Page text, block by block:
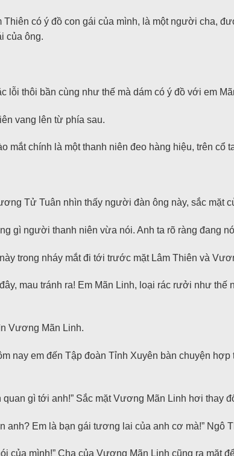
có ý đồ con gái của mình, là một người cha,
của ông.
lỗi thôi bần cùng như thế mà dám có ý đồ với em
vang lên từ phía sau.
mắt chính là một thanh niên đeo hàng hiệu, trên cổ
Tử Tuân nhìn thấy người đàn ông này, sắc mặt
gì người thanh niên vừa nói. Anh ta rõ ràng đang
trong nháy mắt đi tới trước mặt Lâm Thiên và
mau tránh ra! Em Mãn Linh, loại rác rưởi như
Vương Mãn Linh.
nay em đến Tập đoàn Tỉnh Xuyên bàn chuyện
quan gì tới anh!” Sắc mặt Vương Mãn Linh hơi thay
anh? Em là bạn gái tương lai của anh cơ mà!” Ngô
của mình!” Cha của Vương Mãn Linh cũng ra mặt